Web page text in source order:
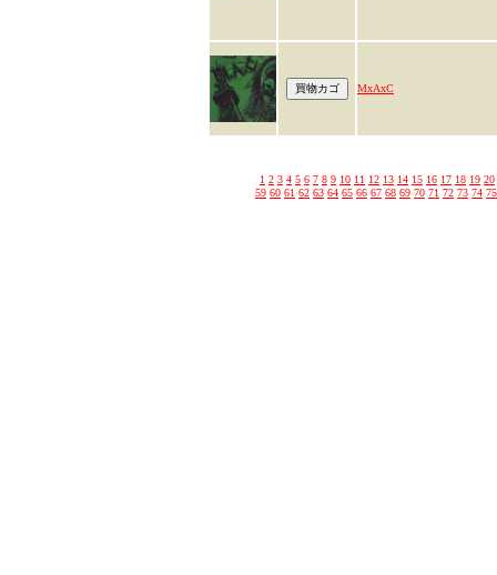
MxAxC
1 2 3 4 5 6 7 8 9 10 11 12 13 14 15 16 17 18 19 20
59 60 61 62 63 64 65 66 67 68 69 70 71 72 73 74 75